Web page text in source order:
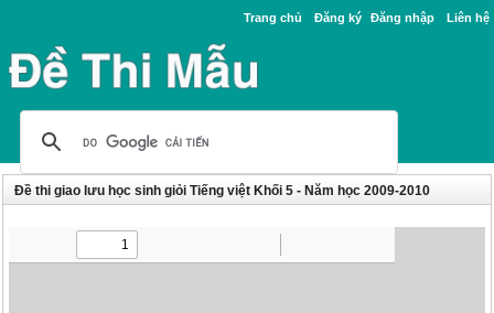
Trang chủ Đăng ký Đăng nhập Liên hệ
Đề thi giao lưu học sinh giỏi Tiếng việt Khối 5 - Năm học 2009-2010